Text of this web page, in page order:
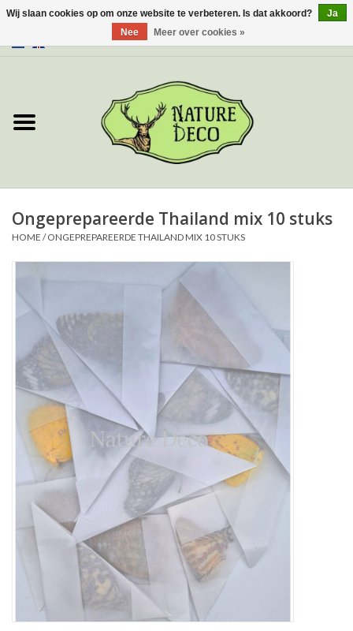
Over ons
Nieuw
Vlinders
Insecten
Prepareerbenodigdheden
Lijsten & Stolpen
Schedels & skeletten
Huiden & vachten
Opgezette dieren
Schelpen
Ongeprepareerde Thailand mix 10 stuks
HOME /ONGEPREPAREERDE THAILAND MIX 10 STUKS
Wij slaan cookies op om onze website te verbeteren. Is dat akkoord?
Ja
Nee
Meer over cookies »